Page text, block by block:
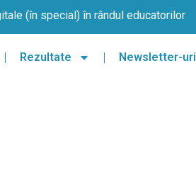
(în special) în rândul educatorilor
Rezultate Newsletter-uri